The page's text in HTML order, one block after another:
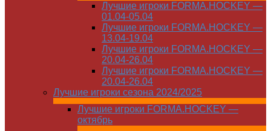
Лучшие игроки FORMA.HOCKEY —
01.04-05.04
Лучшие игроки FORMA.HOCKEY —
13.04-19.04
Лучшие игроки FORMA.HOCKEY —
20.04-26.04
Лучшие игроки FORMA.HOCKEY —
20.04-26.04
Лучшие игроки сезона 2024/2025
Лучшие игроки FORMA.HOCKEY —
октябрь